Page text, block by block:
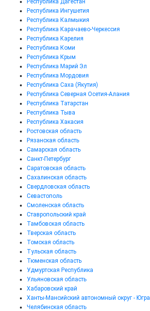
Республика Дагестан
Республика Ингушетия
Республика Калмыкия
Республика Карачаево-Черкессия
Республика Карелия
Республика Коми
Республика Крым
Республика Марий Эл
Республика Мордовия
Республика Саха (Якутия)
Республика Северная Осетия-Алания
Республика Татарстан
Республика Тыва
Республика Хакасия
Ростовская область
Рязанская область
Самарская область
Санкт-Петербург
Саратовская область
Сахалинская область
Свердловская область
Севастополь
Смоленская область
Ставропольский край
Тамбовская область
Тверская область
Томская область
Тульская область
Тюменская область
Удмуртская Республика
Ульяновская область
Хабаровский край
Ханты-Мансийский автономный округ - Югра
Челябинская область